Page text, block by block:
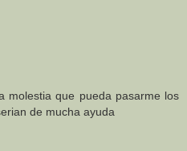
molestia que pueda pasarme los
de mucha ayuda